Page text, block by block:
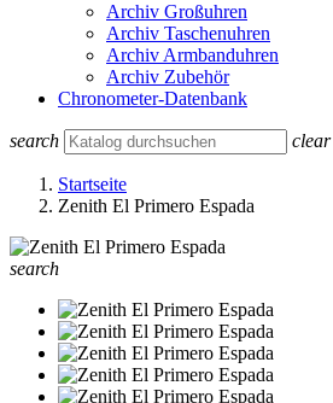
Archiv Großuhren
Archiv Taschenuhren
Archiv Armbanduhren
Archiv Zubehör
Chronometer-Datenbank
search clear
Startseite
Zenith El Primero Espada
search